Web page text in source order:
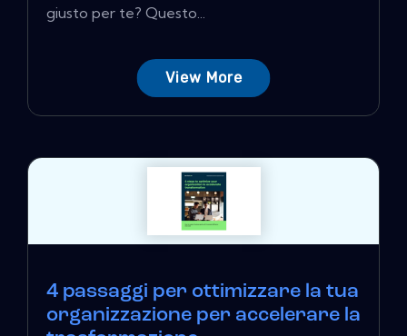
giusto per te? Questo...
View More
4 passaggi per ottimizzare la tua
organizzazione per accelerare la